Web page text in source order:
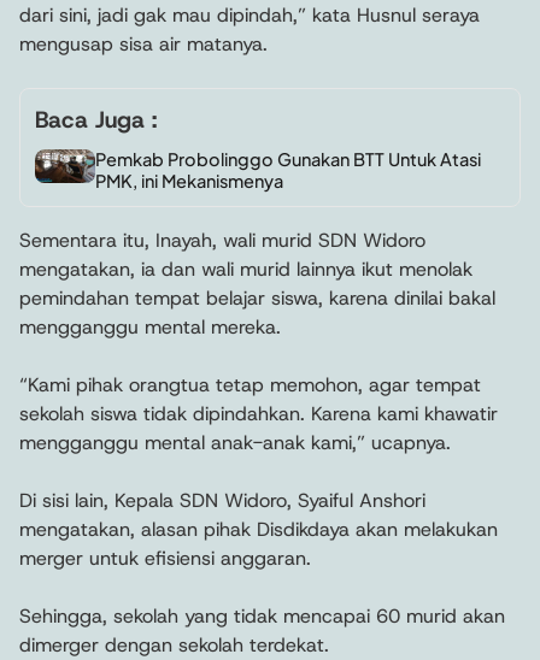
dari sini, jadi gak mau dipindah,” kata Husnul seraya
mengusap sisa air matanya.
Baca Juga :
Pemkab Probolinggo Gunakan BTT Untuk Atasi
PMK, ini Mekanismenya
Sementara itu, Inayah, wali murid SDN Widoro
mengatakan, ia dan wali murid lainnya ikut menolak
pemindahan tempat belajar siswa, karena dinilai bakal
mengganggu mental mereka.
“Kami pihak orangtua tetap memohon, agar tempat
sekolah siswa tidak dipindahkan. Karena kami khawatir
mengganggu mental anak-anak kami,” ucapnya.
Di sisi lain, Kepala SDN Widoro, Syaiful Anshori
mengatakan, alasan pihak Disdikdaya akan melakukan
merger untuk efisiensi anggaran.
Sehingga, sekolah yang tidak mencapai 60 murid akan
dimerger dengan sekolah terdekat.